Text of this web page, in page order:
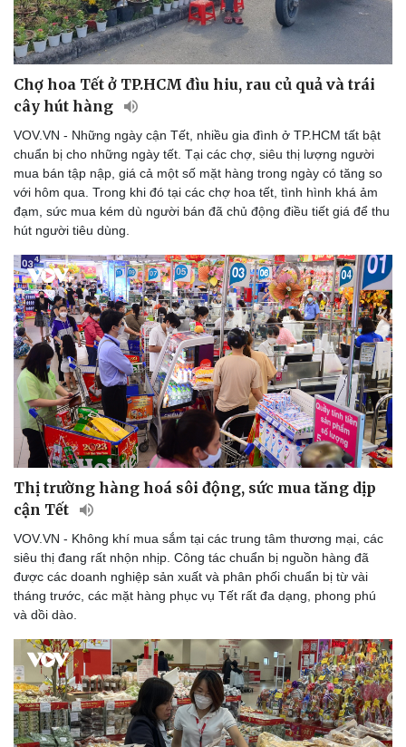
Thể thao
Lịch thi đấu bóng đá
Thế giới thể thao
eSports
Hậu trường
Ô tô - Xe máy
Xe máy
Tư vấn
Chợ hoa Tết ở TP.HCM đìu hiu, rau củ quả và trái
cây hút hàng
VOV.VN - Những ngày cận Tết, nhiều gia đình ở TP.HCM tất bật
chuẩn bị cho những ngày tết. Tại các chợ, siêu thị lượng người
mua bán tập nập, giá cả một số mặt hàng trong ngày có tăng so
với hôm qua. Trong khi đó tại các chợ hoa tết, tình hình khá ảm
đạm, sức mua kém dù người bán đã chủ động điều tiết giá để thu
hút người tiêu dùng.
Thị trường hàng hoá sôi động, sức mua tăng dịp
cận Tết
VOV.VN - Không khí mua sắm tại các trung tâm thương mại, các
siêu thị đang rất nhộn nhịp. Công tác chuẩn bị nguồn hàng đã
được các doanh nghiệp sản xuất và phân phối chuẩn bị từ vài
tháng trước, các mặt hàng phục vụ Tết rất đa dạng, phong phú
và dồi dào.